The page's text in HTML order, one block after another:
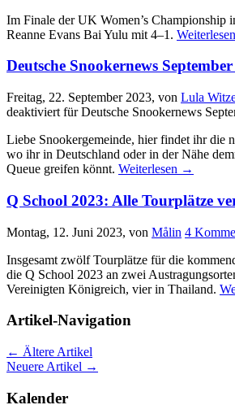
Im Finale der UK Women’s Championship
Reanne Evans Bai Yulu mit 4–1. Weiterlesen
Deutsche Snookernews
Freitag, 22. September 2023, von Lula
deaktiviert für Deutsche Snookernews
Liebe Snookergemeinde, hier findet ihr die
wo ihr in Deutschland oder in der Nähe
Queue greifen könnt. Weiterlesen →
Q School 2023: Alle Tourplätze
Montag, 12. Juni 2023, von Målin 4
Insgesamt zwölf Tourplätze für die
die Q School 2023 an zwei
Vereinigten Königreich, vier in Thailand.
Artikel-Navigation
← Ältere Artikel
Neuere Artikel →
Kalender